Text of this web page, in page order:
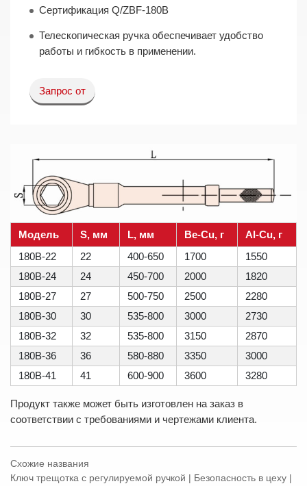
Сертификация Q/ZBF-180B
Телескопическая ручка обеспечивает удобство
работы и гибкость в применении.
Запрос от
Модель S, мм L, мм Be-Cu, г
Al-Cu, г
180B-22
22 400-650 1700
1550
180B-24
24 450-700 2000
1820
180B-27
27 500-750 2500
2280
180B-30
30 535-800 3000
2730
180B-32
32 535-800 3150
2870
180B-36
36 580-880 3350
3000
180B-41
41 600-900 3600 3280
Продукт также может быть изготовлен на заказ в
соответствии с требованиями и чертежами клиента.
Схожие названия
Ключ трещотка с регулируемой ручкой | Безопасность в цеху |